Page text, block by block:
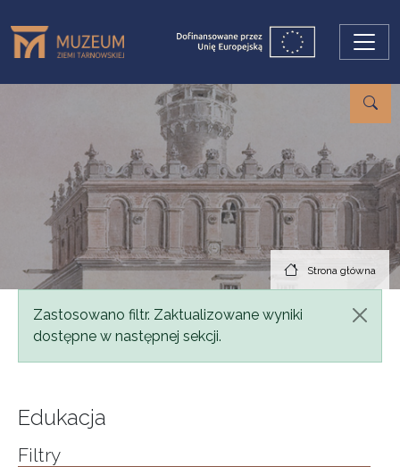
Strona główna
Komunikat
Zastosowano filtr. Zaktualizowane wyniki
dostępne w następnej sekcji.
Edukacja
Filtry